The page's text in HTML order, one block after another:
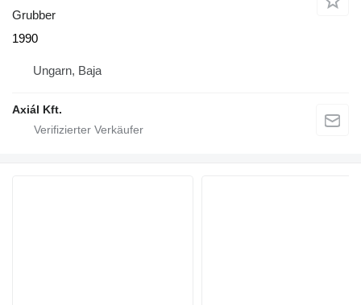
Grubber
1990
Ungarn, Baja
Axiál Kft.